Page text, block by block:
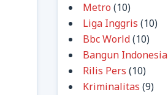
Metro (10)
Liga Inggris (10)
Bbc World(10)
Bangun Indonesia
Rilis Pers (10)
Kriminalitas (9)